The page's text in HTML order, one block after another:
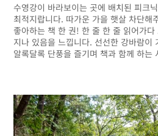
수영강이 바라보이는 곳에 배치된 피크
최적지랍니다. 따가운 가을 햇살 차단해
좋아하는 책 한 권! 한 줄 한 줄 읽어가
지나 있음을 느낍니다. 선선한 강바람이
알록달록 단풍을 즐기며 책과 함께 하는